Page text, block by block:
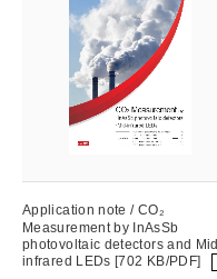
Application note / CO₂
Measurement by InAsSb
photovoltaic detectors and Mid
infrared LEDs [702 KB/PDF]